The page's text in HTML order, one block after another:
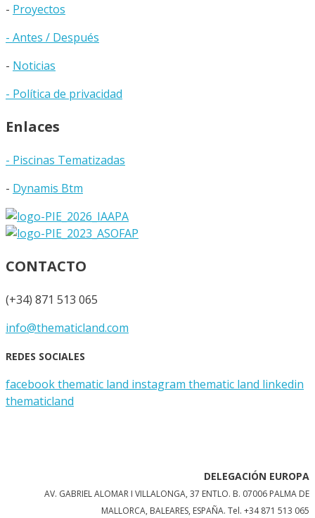
- Proyectos
- Antes / Después
- Noticias
- Política de privacidad
Enlaces
- Piscinas Tematizadas
- Dynamis Btm
CONTACTO
(+34) 871 513 065
info@thematicland.com
REDES SOCIALES
facebook thematic land instagram thematic land linkedin
thematicland
DELEGACIÓN EUROPA
AV. GABRIEL ALOMAR I VILLALONGA, 37 ENTLO. B. 07006 PALMA DE
MALLORCA, BALEARES, ESPAÑA. Tel. +34 871 513 065